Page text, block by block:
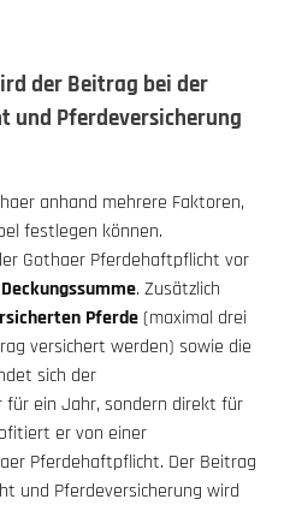
der Beitrag bei der
und Pferdeversicherung
anhand mehrere Faktoren,
festlegen können.
Gothaer Pferdehaftpflicht vor
. Zusätzlich
Pferde(maximal drei
versichert werden) sowie die
sich der
für ein Jahr, sondern direkt für
er von einer
Pferdehaftpflicht. Der Beitrag
und Pferdeversicherung wird